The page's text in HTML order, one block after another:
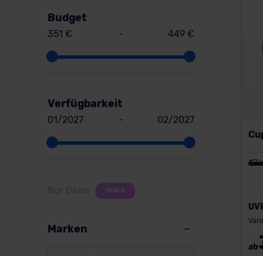
Budget
351 € - 449 €
Verfügbarkeit
01/2027 - 02/2027
Nur Deals DEALS
Marken
ab